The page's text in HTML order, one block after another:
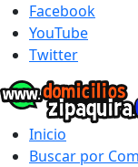
Facebook
YouTube
Twitter
Inicio
Buscar por